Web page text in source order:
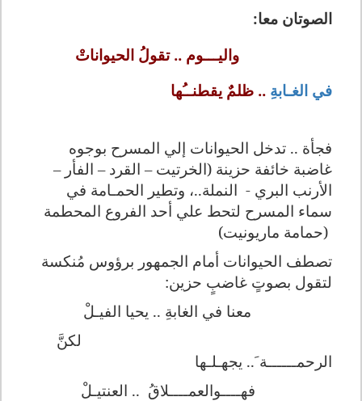
الصوتان معا:
واليـــوم .. تقولُ الحيواناتْ
في الغـابةِ .. ظلمٌ يقطنــُها
فجأة .. تدخل الحيوانات إلي المسرح بوجوه
غاضبة خائفة حزينة (الخرتيت – القرد – الفأر –
الأرنب البري - النملة..، وتطير الحمـامة في
سماء المسرح لتحط علي أحد الفروع المحطمة
(حمامة ماريونيت)
تصطف الحيوانات أمام الجمهور برؤوس مُنكسة
لتقول بصوتٍ غاضبٍ حزين:
معنا في الغابةِ .. يحيا الفيـلْ
لكنَّ
الرحمــــــة َ.. يجهـلـها
فهــــوالعمــــلاقُ .. العنتيـلْ